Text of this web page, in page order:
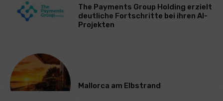
The Payments Group Holding erzielt
deutliche Fortschritte bei ihren AI-
Projekten
Mallorca am Elbstrand